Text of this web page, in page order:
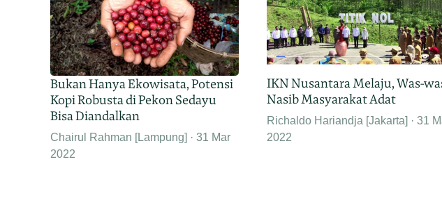
Bukan Hanya Ekowisata, Potensi
Kopi Robusta di Pekon Sedayu
Bisa Diandalkan
Chairul Rahman [Lampung]
31 Mar
2022
IKN Nusantara Melaju, Was-
Nasib Masyarakat Adat
Richaldo Hariandja [Jakarta]
31
2022